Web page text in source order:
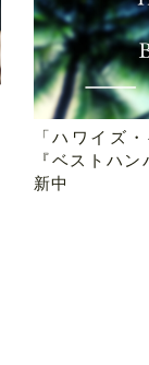
「ハワイズ
『ベストハ
新中